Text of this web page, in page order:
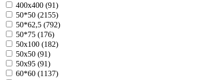
400х400 (91)
50*50 (2155)
50*62,5 (792)
50*75 (176)
50х100 (182)
50х50 (91)
50х95 (91)
60*60 (1137)